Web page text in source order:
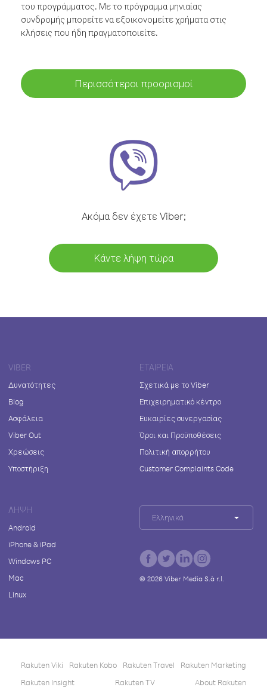
του προγράμματος. Με το πρόγραμμα μηνιαίας
συνδρομής μπορείτε να εξοικονομείτε χρήματα στις
κλήσεις που ήδη πραγματοποιείτε.
Περισσότεροι προορισμοί
Ακόμα δεν έχετε Viber;
Κάντε λήψη τώρα
VIBER
Δυνατότητες
Blog
Ασφάλεια
Viber Out
Χρεώσεις
Υποστήριξη
ΕΤΑΙΡΕΊΑ
Σχετικά με το Viber
Επιχειρηματικό κέντρο
Ευκαιρίες συνεργασίας
Όροι και Προϋποθέσεις
Πολιτική απορρήτου
Customer Complaints Code
ΛΉΨΗ
Android
iPhone & iPad
Windows PC
Mac
Linux
Ελληνικά
© 2026Viber Media S.à r.l.
Rakuten Viki Rakuten Kobo Rakuten Travel
Rakuten Marketing
Rakuten Insight
Rakuten TV About Rakuten